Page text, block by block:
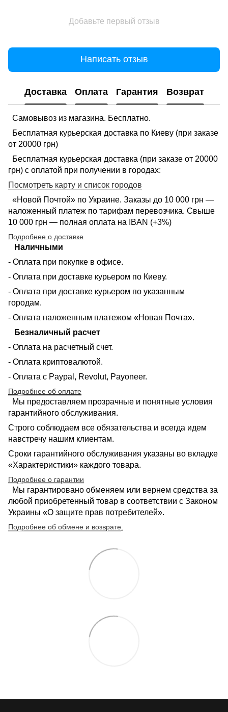
Добавьте первый отзыв
Написать отзыв
Доставка Оплата Гарантия Возврат
Самовывоз из магазина. Бесплатно.
Бесплатная курьерская доставка по Киеву (при заказе
от 20000 грн)
Бесплатная курьерская доставка (при заказе от 20000
грн) с оплатой при получении в городах:
Посмотреть карту и список городов
«Новой Почтой» по Украине. Заказы до 10 000 грн —
наложенный платеж по тарифам перевозчика. Свыше
10 000 грн — полная оплата на IBAN (+3%)
Подробнее о доставке
Наличными
- Оплата при покупке в офисе.
- Оплата при доставке курьером по Киеву.
- Оплата при доставке курьером по указанным
городам.
- Оплата наложенным платежом «Новая Почта».
Безналичный расчет
- Оплата на расчетный счет.
- Оплата криптовалютой.
- Оплата с Paypal, Revolut, Payoneer.
Подробнее об оплате
Мы предоставляем прозрачные и понятные условия
гарантийного обслуживания.
Строго соблюдаем все обязательства и всегда идем
навстречу нашим клиентам.
Сроки гарантийного обслуживания указаны во вкладке
«Характеристики» каждого товара.
Подробнее о гарантии
Мы гарантировано обменяем или вернем средства за
любой приобретенный товар в соответствии с Законом
Украины «О защите прав потребителей».
Подробнее об обмене и возврате